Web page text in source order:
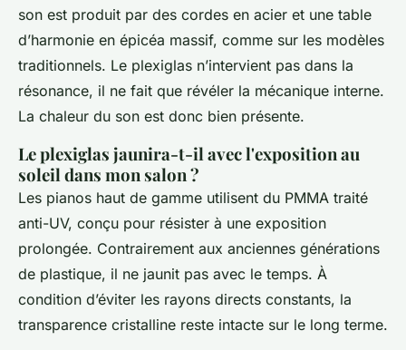
son est produit par des cordes en acier et une table
d’harmonie en épicéa massif, comme sur les modèles
traditionnels. Le plexiglas n’intervient pas dans la
résonance, il ne fait que révéler la mécanique interne.
La chaleur du son est donc bien présente.
Le plexiglas jaunira-t-il avec l'exposition au
soleil dans mon salon ?
Les pianos haut de gamme utilisent du PMMA traité
anti-UV, conçu pour résister à une exposition
prolongée. Contrairement aux anciennes générations
de plastique, il ne jaunit pas avec le temps. À
condition d’éviter les rayons directs constants, la
transparence cristalline reste intacte sur le long terme.